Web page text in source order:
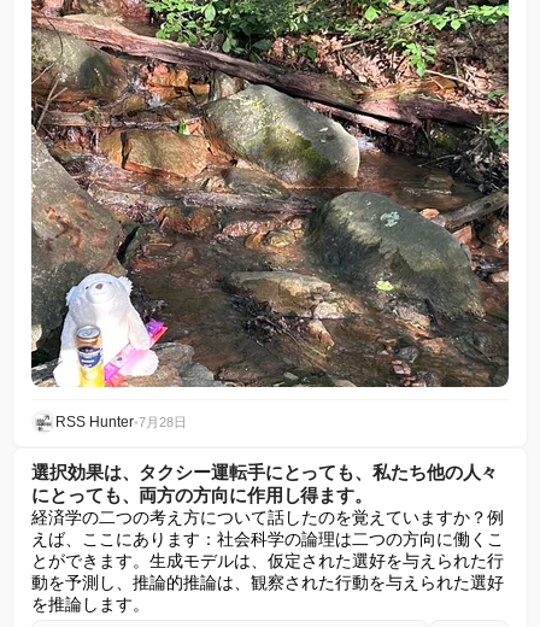
RSS Hunter•7月28日
選択効果は、タクシー運転手にとっても、私たち他の人々
にとっても、両方の方向に作用し得ます。
経済学の二つの考え方について話したのを覚えていますか？例
えば、ここにあります：社会科学の論理は二つの方向に働くこ
とができます。生成モデルは、仮定された選好を与えられた行
動を予測し、推論的推論は、観察された行動を与えられた選好
を推論します。